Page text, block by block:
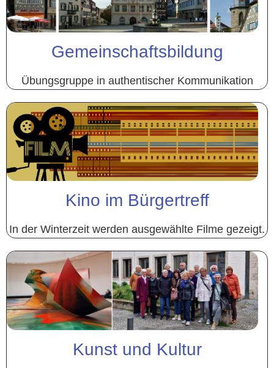
Gemeinschaftsbildung
Übungsgruppe in authentischer Kommunikation
Kino im Bürgertreff
In der Winterzeit werden ausgewählte Filme gezeigt.
Kunst und Kultur